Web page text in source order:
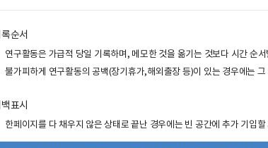
순서
연구활동은 가급적 당일 기록하며, 메모한 것을 옮기는 것보다 시간 순
불가피하게 연구활동의 공백(장기휴가,해외출장 등)이 있는 경우에는
표시
한페이지를 다 채우지 않은 상태로 끝난 경우에는 빈 공간에 추가 기입